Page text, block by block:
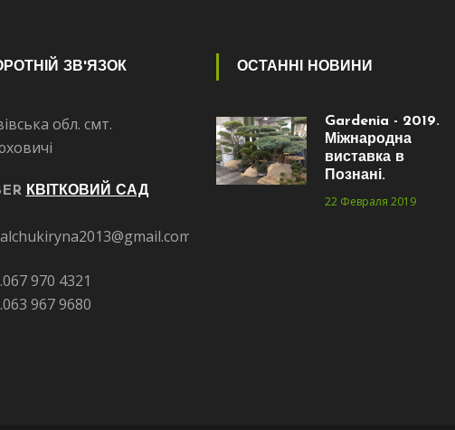
ЗВ'ЯЗОК
обл. смт.
КВІТКОВИЙ САД
970 4321
967 9680
ОСТАННІ НОВИНИ
Gardenia - 2019.
Міжнародна
виставка в
Познані.
22 Февраля 2019